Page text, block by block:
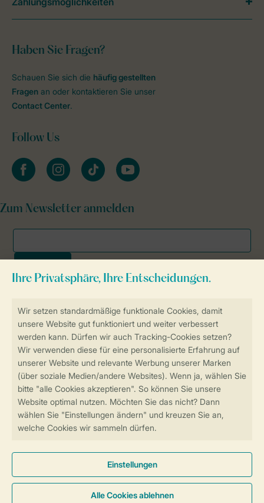
Sicherstellung Deiner Privatsphäre
Sicher und schnell zur Online-Buchung
SSL-Verschlüsselung
Sichere Datenübertragung
Sicheres Bezahlen
Haben Sie Fragen?
Schauen Sie sich die häufig gestellten
Fragen an oder kontaktieren Sie unser
Contact Center.
Follow Us
facebookinstagramtiktok youtube
Zum Newsletter anmelden
Allgemeine Bedingungen Impressum
Datenschutz